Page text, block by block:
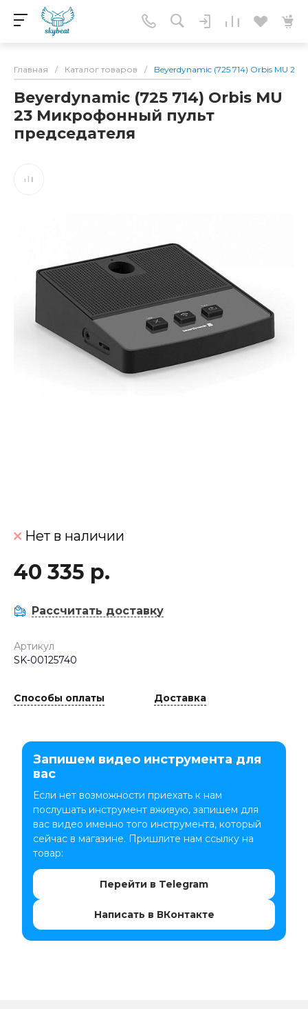
Главная / Каталог товаров / Beyerdynamic (725 714) Orbis MU
Beyerdynamic (725 714) Orbis MU
23 Микрофонный пульт
председателя
Нет в наличии
40 335 р.
Рассчитать доставку
Артикул
SK-00125740
Способы оплаты Доставка
Запишем видео инструмента для
вас
Если нет возможности приехать к нам
послушать инструмент вживую, запишем для
вас видео именно того инструмента, который
сейчас в магазине. Пришлите нам ссылку на
товар:
Перейти в Telegram
Написать в ВКонтакте